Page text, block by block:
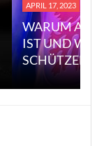
APRIL 17, 2023
WARUM
IST UND
SCHÜTZEN